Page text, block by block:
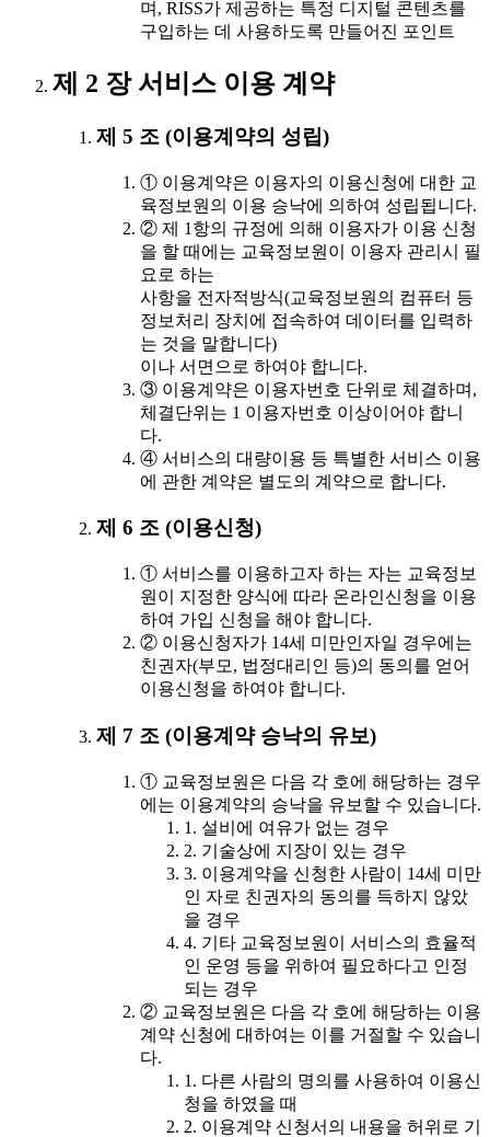
며, RISS가 제공하는 특정 디지털 콘텐츠를
구입하는 데 사용하도록 만들어진 포인트
제 2 장 서비스 이용 계약
제 5 조 (이용계약의 성립)
① 이용계약은 이용자의 이용신청에 대한 교
육정보원의 이용 승낙에 의하여 성립됩니다.
② 제 1항의 규정에 의해 이용자가 이용 신청
을 할 때에는 교육정보원이 이용자 관리시 필
요로 하는
사항을 전자적방식(교육정보원의 컴퓨터 등
정보처리 장치에 접속하여 데이터를 입력하
는 것을 말합니다)
이나 서면으로 하여야 합니다.
③ 이용계약은 이용자번호 단위로 체결하며,
체결단위는 1 이용자번호 이상이어야 합니
다.
④ 서비스의 대량이용 등 특별한 서비스 이용
에 관한 계약은 별도의 계약으로 합니다.
제 6 조 (이용신청)
① 서비스를 이용하고자 하는 자는 교육정보
원이 지정한 양식에 따라 온라인신청을 이용
하여 가입 신청을 해야 합니다.
② 이용신청자가 14세 미만인자일 경우에는
친권자(부모, 법정대리인 등)의 동의를 얻어
이용신청을 하여야 합니다.
제 7 조 (이용계약 승낙의 유보)
① 교육정보원은 다음 각 호에 해당하는 경우
에는 이용계약의 승낙을 유보할 수 있습니다.
1. 설비에 여유가 없는 경우
2. 기술상에 지장이 있는 경우
3. 이용계약을 신청한 사람이 14세 미만
인 자로 친권자의 동의를 득하지 않았
을 경우
4. 기타 교육정보원이 서비스의 효율적
인 운영 등을 위하여 필요하다고 인정
되는 경우
② 교육정보원은 다음 각 호에 해당하는 이용
계약 신청에 대하여는 이를 거절할 수 있습니
다.
1. 다른 사람의 명의를 사용하여 이용신
청을 하였을 때
2. 이용계약 신청서의 내용을 허위로 기